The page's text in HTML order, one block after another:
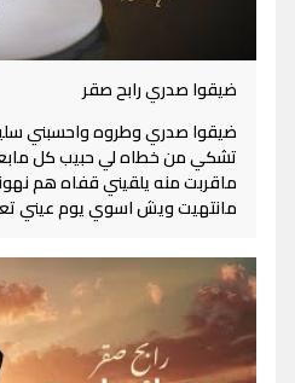
ضيقوا صدري رابح صقر
ضيقوا صدري وطروه واحسبني
تشكي من خطاه لي حبيب كل
ماقربت منه يلقيني قفاه هم
مانتهيت ويش اسوي يوم عيني